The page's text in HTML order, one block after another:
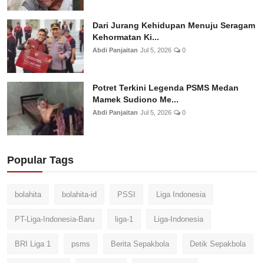
Dari Jurang Kehidupan Menuju Seragam
Kehormatan Ki...
Abdi Panjaitan Jul 5, 2026 0
Potret Terkini Legenda PSMS Medan
Mamek Sudiono Me...
Abdi Panjaitan Jul 5, 2026 0
Popular Tags
bolahita bolahita-id PSSI Liga Indonesia
PT-Liga-Indonesia-Baru liga-1 Liga-Indonesia
BRI Liga 1 psms Berita Sepakbola Detik Sepakbola